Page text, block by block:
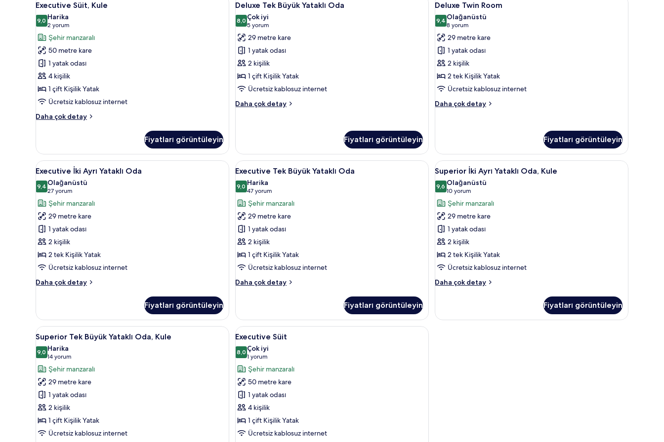
detay
detay
Nehir
Manzaralı
hakkında
daha
fazla
detay
Süit,
Kule
için
tüm
fotoğrafları
görün
7
Executive Süit, Kule
9,09,0 / 10
Harika
2 yorum
(2
yorum)
Şehir manzaralı
50 metre kare
1 yatak odası
4 kişilik
1 çift Kişilik Yatak
Ücretsiz kablosuz internet
Daha çok detay
Executive
daha
fazla
detay
Fiyatları görüntüleyin
Tek
Büyük
Yataklı
Oda
için
tüm
fotoğrafları
görün
9
Deluxe Tek Büyük Yataklı Oda
8,08,0 / 10
Çok iyi
5 yorum
(5
yorum)
29 metre kare
1 yatak odası
2 kişilik
1 çift Kişilik Yatak
Ücretsiz kablosuz internet
Daha çok detay
Deluxe
hakkında
daha
fazla
detay
Fiyatları görüntüleyin
Twin
Room
için
tüm
fotoğrafları
görün
7
Deluxe Twin Room
9,49,4 / 10
Olağanüstü
8 yorum
(8
yorum)
29 metre kare
1 yatak odası
2 kişilik
2 tek Kişilik Yatak
Ücretsiz kablosuz internet
Daha çok detay
Deluxe
fazla
detay
Fiyatları görüntüleyin
Executive
İki
Ayrı
Yataklı
Oda
için
tüm
fotoğrafları
görün
Executive İki Ayrı Yataklı Oda | Minibar, odada kasa, masa, güneşlik/perde
5
Executive İki Ayrı Yataklı Oda
9,49,4 / 10
Olağanüstü
27 yorum
(27
yorum)
Şehir manzaralı
29 metre kare
1 yatak odası
2 kişilik
2 tek Kişilik Yatak
Ücretsiz kablosuz internet
Daha çok detay
Executive
Oda
hakkında
daha
fazla
detay
Fiyatları görüntüleyin
Executive
Tek
Büyük
Yataklı
Oda
için
tüm
fotoğrafları
görün
Executive Tek Büyük Yataklı Oda | Minibar, odada kasa, masa, güneşlik/perde
6
Executive Tek Büyük Yataklı Oda
9,09,0 / 10
Harika
47 yorum
(47
yorum)
Şehir manzaralı
29 metre kare
1 yatak odası
2 kişilik
1 çift Kişilik Yatak
Ücretsiz kablosuz internet
Daha çok detay
Executive
Oda
hakkında
daha
fazla
detay
Fiyatları görüntüleyin
Superior
İki
Ayrı
Yataklı
Oda,
Kule
için
tüm
fotoğrafları
görün
Superior İki Ayrı Yataklı Oda, Kule |
13
Superior İki Ayrı Yataklı Oda, Kule
9,69,6 / 10
Olağanüstü
10 yorum
(10
yorum)
Şehir manzaralı
29 metre kare
1 yatak odası
2 kişilik
2 tek Kişilik Yatak
Ücretsiz kablosuz internet
Daha çok detay
Superior
Oda,
Fiyatları görüntüleyin
Superior
Tek
Büyük
Yataklı
Oda,
Kule
için
tüm
fotoğrafları
görün
Superior Tek Büyük Yataklı Oda, Kule | Minibar, odada kasa, masa, güneşlik/perde
12
Superior Tek Büyük Yataklı Oda, Kule
9,09,0 / 10
Harika
14 yorum
(14
yorum)
Şehir manzaralı
29 metre kare
1 yatak odası
2 kişilik
1 çift Kişilik Yatak
Ücretsiz kablosuz internet
Executive
Süit
için
tüm
fotoğrafları
görün
Executive Süit | Minibar, odada kasa, masa, güneşlik/perde
6
Executive Süit
8,08,0 / 10
Çok iyi
1 yorum
(1
yorum)
Şehir manzaralı
50 metre kare
1 yatak odası
4 kişilik
1 çift Kişilik Yatak
Ücretsiz kablosuz internet